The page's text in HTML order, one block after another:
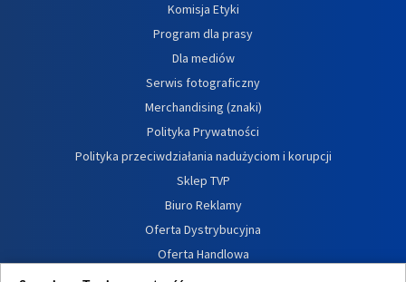
Komisja Etyki
Program dla prasy
Dla mediów
Serwis fotograficzny
Merchandising (znaki)
Polityka Prywatności
Polityka przeciwdziałania nadużyciom i korupcji
Sklep TVP
Biuro Reklamy
Oferta Dystrybucyjna
Oferta Handlowa
Dostępność